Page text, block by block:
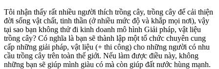
Tôi nhận thấy rất nhiều người thích trồng cây, trồng cây để cải thiện
đời sống vật chất, tinh thần (ở nhiều mức độ và khắp mọi nơi), vậy
tại sao bạn không thử đi kinh doanh mô hình Giải pháp, vật liệu
trồng cây? Có nghĩa là bạn sẽ thành lập một tổ chức chuyên cung
cấp những giải pháp, vật liệu (+ thi công) cho những người có nhu
cầu trồng cây trên toàn thế giới. Nếu làm được điều này, không
những bạn sẽ giúp mình giàu có mà còn giúp đất nước hùng mạnh.